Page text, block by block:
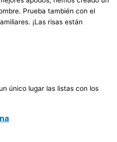
Prueba también con el
¡Las risas están
único lugar las listas con los